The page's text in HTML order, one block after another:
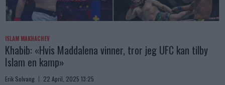
ISLAM MAKHACHEV
Khabib: «Hvis Maddalena vinner, tror jeg UFC kan tilby
Islam en kamp»
Erik Solvang 22 April, 2025 13:25